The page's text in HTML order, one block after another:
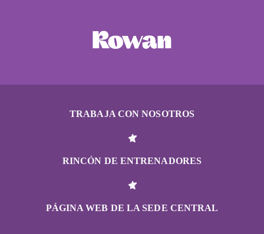
TRABAJA CON NOSOTROS
RINCÓN DE ENTRENADORES
PÁGINA WEB DE LA SEDE CENTRAL